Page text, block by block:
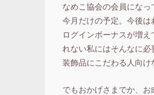
なめこ協会の会員になっ
今月だけの予定。今後
ログインボーナスが増
れない私にはそんなに
装飾品にこだわる人向け
でもおかげさまでか、お